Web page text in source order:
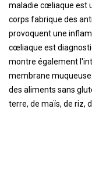
maladie cœliaque est
corps fabrique des
provoquent une
cœliaque est
montre également
membrane
des aliments sans
terre, de maïs, de riz,